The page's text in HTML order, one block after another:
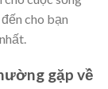
cho bạn
gặp về